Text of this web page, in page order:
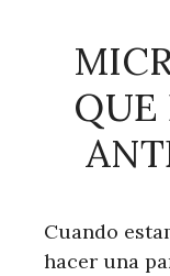
QUE
Cuando
hacer una